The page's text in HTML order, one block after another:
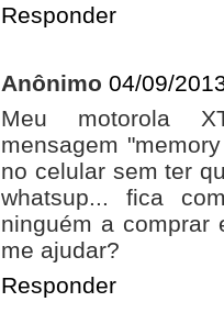
Responder
Anônimo 04/09/
Meu motorola
mensagem
no celular sem ter
whatsup... fica
ninguém a comprar
me ajudar?
Responder